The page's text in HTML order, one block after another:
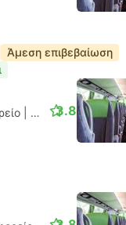
Άμεση επιβεβαίωση
Κανονικό
3.8